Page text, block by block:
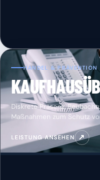
HANDEL & PRÄVENTION
Diskrete Präsenz,
Maßnahmen zum Schutz
LEISTUNG ANSEHEN ↗